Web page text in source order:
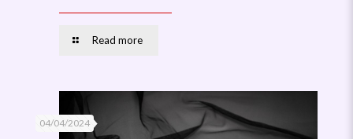
Read more
04/04/2024